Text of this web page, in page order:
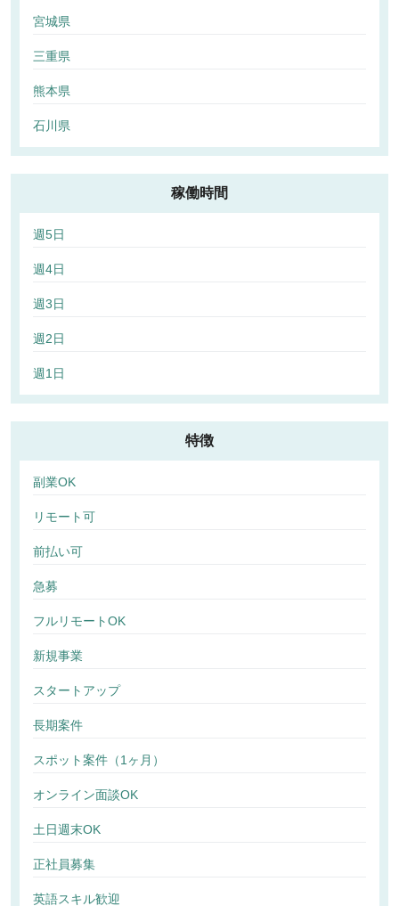
宮城県
三重県
熊本県
石川県
稼働時間
週5日
週4日
週3日
週2日
週1日
特徴
副業OK
リモート可
前払い可
急募
フルリモートOK
新規事業
スタートアップ
長期案件
スポット案件（1ヶ月）
オンライン面談OK
土日週末OK
正社員募集
英語スキル歓迎